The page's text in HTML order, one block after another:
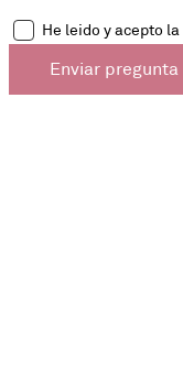
He leido y acepto la
Enviar pregunta